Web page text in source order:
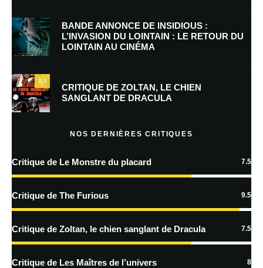
Enregistrer mon nom, mon e-mail et mon site dans le navigateur pour
mon prochain commentaire.
Prévenez-moi de tous les nouveaux commentaires par e-mail.
Prévenez-moi de tous les nouveaux articles par e-mail.
En savoir
traitées
BANDE ANNONCE DE INSIDIOUS :
L’INVASION DU LOINTAIN : LE RETOUR DU
LOINTAIN AU CINÉMA
7.5
CRITIQUE DE ZOLTAN, LE CHIEN
SANGLANT DE DRACULA
NOS DERNIÈRES CRITIQUES
Critique de Le Monstre du placard 7.5
Critique de The Furious 9.5
Critique de Zoltan, le chien sanglant de Dracula 7.5
Critique de Les Maîtres de l’univers 8